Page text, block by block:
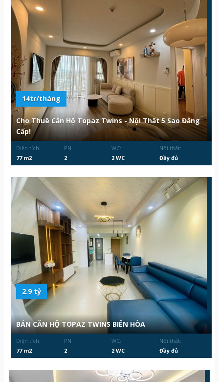
14tr/tháng
Cho Thuê Căn Hộ Topaz Twins - Nội Thất 5 Sao Đẳng
Cấp!
Diện tích:
77 m2
PN:
2
WC:
2 WC
Nội thất:
Đầy đủ
2.9 tỷ
BÁN CĂN HỘ TOPAZ TWINS BIÊN HÒA
Diện tích:
77 m2
PN:
2
WC:
2 WC
Nội thất:
Đầy đủ